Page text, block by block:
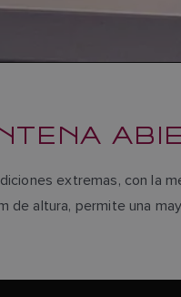
extremas, con la
de altura, permite una